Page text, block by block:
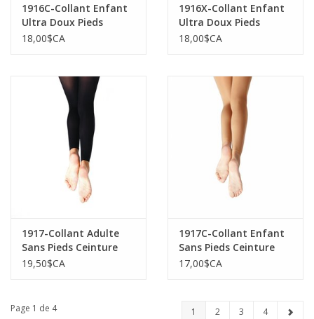
1916C-Collant Enfant
Ultra Doux Pieds
Amovibles Ceinture
18,00$CA
1916X-Collant Enfant
Ultra Doux Pieds
Amovibles Ceinture
18,00$CA
1917-Collant Adulte
Sans Pieds Ceinture
Tricoté
19,50$CA
1917C-Collant Enfant
Sans Pieds Ceinture
Tricoté
17,00$CA
Page 1 de 4 1 2 3 4